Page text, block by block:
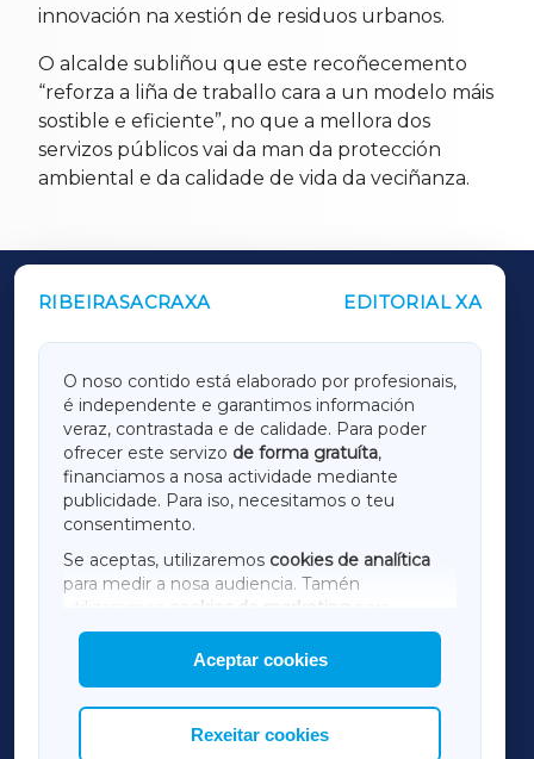
innovación na xestión de residuos urbanos.
O alcalde subliñou que este recoñecemento
“reforza a liña de traballo cara a un modelo máis
sostible e eficiente”, no que a mellora dos
servizos públicos vai da man da protección
ambiental e da calidade de vida da veciñanza.
RIBEIRASACRAXA EDITORIAL XA
O noso contido está elaborado por profesionais,
é independente e garantimos información
veraz, contrastada e de calidade. Para poder
ofrecer este servizo de forma gratuíta,
financiamos a nosa actividade mediante
publicidade. Para iso, necesitamos o teu
consentimento.
Se aceptas, utilizaremos cookies de analítica
para medir a nosa audiencia. Tamén
utilizaremos
cookies de marketing
mostrar publicidade de terceiros.
Así mesmo, podes personalizar a elección das
cookies que desexas permitir.
Aceptar cookies
Rexeitar cookies
OUTROS PERIÓDICOS
LUGOXA
TERRACHAXA
AMARIÑAXA
RIBEIRASACRAXA
ACORUÑAXA